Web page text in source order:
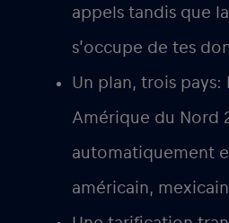
appels tandis que
s’occupe de tes
Un plan, trois pays:
Amérique du Nord
automatiquement
américain,